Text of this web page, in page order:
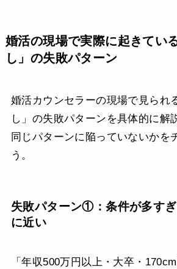
婚活の現場で実際に起きてい
し」の失敗パターン
婚活カウンセラーの現場で見られ
し」の失敗パターンを具体的に解
同じパターンに陥っていないかを
う。
失敗パターン①：条件が多す
に近い
「年収500万円以上・大卒・